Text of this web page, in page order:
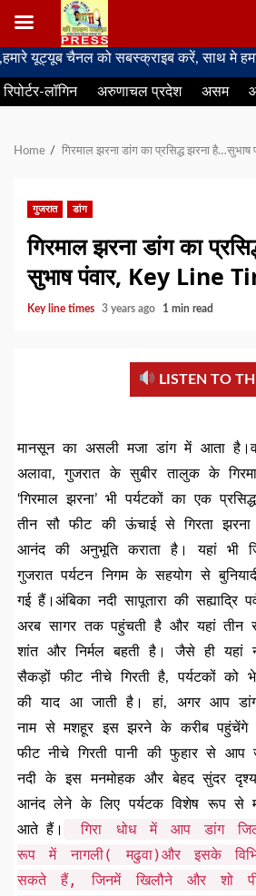
Skip
to
content
चैनल को सबस्क्राइब करें, साथ मे हमारे
रिपोर्टर-लॉगिन अरुणाचल प्रदेश असम
Home गिरमाल झरना डांग का प्रसिद्ध झरना
गुजरात डांग
गिरमाल झरना डांग का
सुभाष पंवार, Key Line
Key line times 3 years ago 1 min read
LISTEN TO
मानसून का असली मजा डांग में आता
अलावा, गुजरात के सुबीर तालुक के
‘गिरमाल झरना’ भी पर्यटकों का एक
तीन सौ फीट की ऊंचाई से गिरता झरना
आनंद की अनुभूति कराता है। यहां भी
गुजरात पर्यटन निगम के सहयोग से
गई हैं।अंबिका नदी सापूतारा की
अरब सागर तक पहुंचती है और यहां तीन
शांत और निर्मल बहती है। जैसे ही यहां
सैकड़ों फीट नीचे गिरती है, पर्यटकों को
की याद आ जाती है। हां, अगर आप
नाम से मशहूर इस झरने के करीब पहुंचेंगे
फीट नीचे गिरती पानी की फुहार से आप
नदी के इस मनमोहक और बेहद सुंदर
आनंद लेने के लिए पर्यटक विशेष रूप से
आते हैं।
गिरा धोध में आप डांग
रूप में नागली( मढुवा)और इसके
सकते हैं, जिनमें खिलौने और शो